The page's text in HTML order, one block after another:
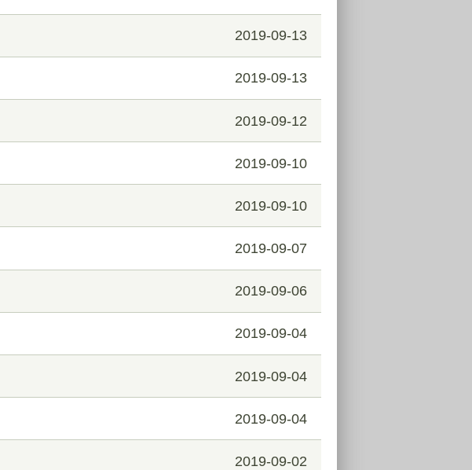
2019-09-13
2019-09-13
2019-09-12
2019-09-10
2019-09-10
2019-09-07
2019-09-06
2019-09-04
2019-09-04
2019-09-04
2019-09-02